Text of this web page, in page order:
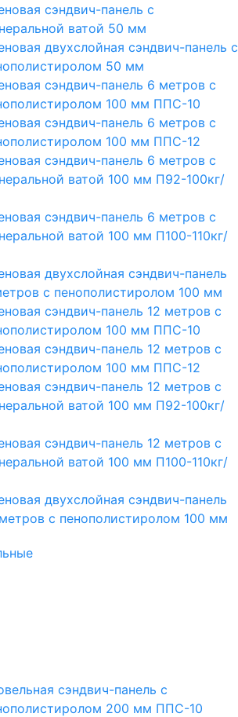
сэндвич-панель с
ватой 50 мм
двухслойная сэндвич-панель с
50 мм
сэндвич-панель 6 метров с
100 мм ППС-10
сэндвич-панель 6 метров с
100 мм ППС-12
сэндвич-панель 6 метров с
ватой 100 мм П92-100кг/
сэндвич-панель 6 метров с
ватой 100 мм П100-110кг/
двухслойная сэндвич-панель
с пенополистиролом 100 мм
сэндвич-панель 12 метров с
100 мм ППС-10
сэндвич-панель 12 метров с
100 мм ППС-12
сэндвич-панель 12 метров с
ватой 100 мм П92-100кг/
сэндвич-панель 12 метров с
ватой 100 мм П100-110кг/
двухслойная сэндвич-панель
с пенополистиролом 100 мм
сэндвич-панель с
200 мм ППС-10